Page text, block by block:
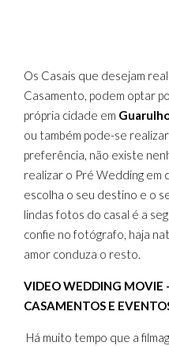
Os Casais que desejam
Casamento, podem optar
própria cidade em
ou também pode-se
preferência, não existe
realizar o Pré Wedding em
escolha o seu destino e o
lindas fotos do casal é a
confie no fotógrafo, haja
amor conduza o resto.
VIDEO WEDDING MOVIE
CASAMENTOS E
Há muito tempo que a